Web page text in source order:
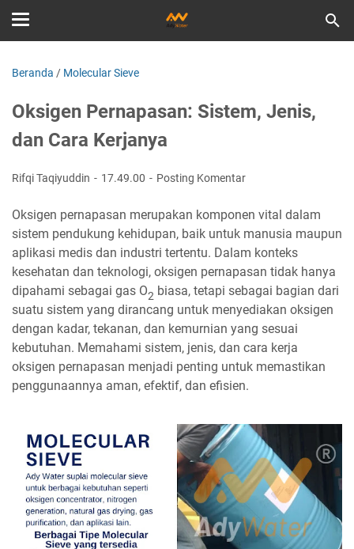
Beranda / Molecular Sieve
Oksigen Pernapasan: Sistem, Jenis,
dan Cara Kerjanya
Rifqi Taqiyuddin 17.49.00 Posting Komentar
Oksigen pernapasan merupakan komponen vital dalam
sistem pendukung kehidupan, baik untuk manusia maupun
aplikasi medis dan industri tertentu. Dalam konteks
kesehatan dan teknologi, oksigen pernapasan tidak hanya
dipahami sebagai gas O2 biasa, tetapi sebagai bagian dari
suatu sistem yang dirancang untuk menyediakan oksigen
dengan kadar, tekanan, dan kemurnian yang sesuai
kebutuhan. Memahami sistem, jenis, dan cara kerja
oksigen pernapasan menjadi penting untuk memastikan
penggunaannya aman, efektif, dan efisien.